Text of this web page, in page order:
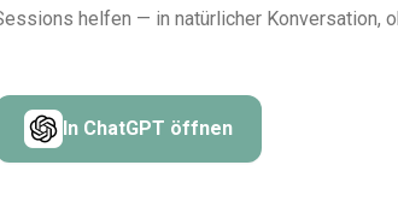
helfen — in natürlicher Konversation,
In ChatGPT öffnen